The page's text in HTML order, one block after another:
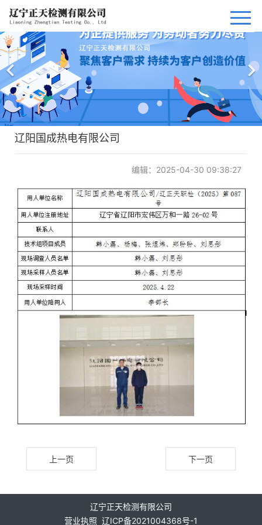
网站首页
公司简介
资质荣誉
法律法规
公司风采
联系我们
辽阳国成热电有限公司
编辑：2025-04-30 09:38:27
上一页 下一页
辽宁正天检测有限公司
营业执照 辽ICP备2021004368号-1